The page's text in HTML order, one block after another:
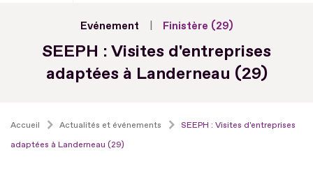
Evénement Finistère (29)
SEEPH : Visites d'entreprises
adaptées à Landerneau (29)
Accueil Actualités et événements
SEEPH : Visites d'entreprises
adaptées à Landerneau (29)